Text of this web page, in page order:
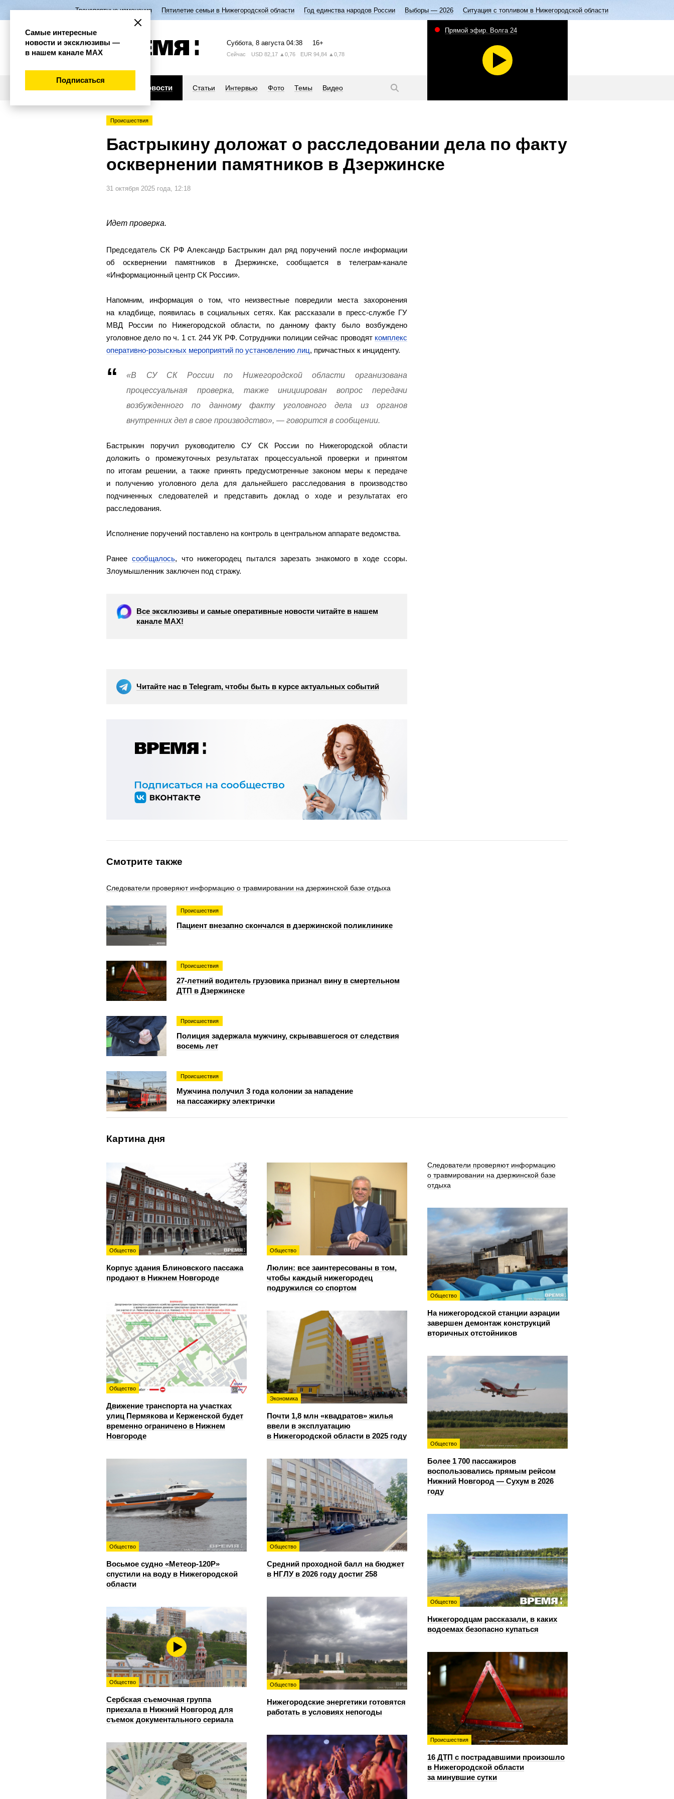
Транспортные изменения Пятилетие семьи в Нижегородской области Год единства народов России Выборы — 2026 Ситуация с топливом в Нижегородской области
Суббота, 8 августа 04:38 16+
Сейчас USD 82,17 ▲0,76 EUR 94,84 ▲0,78
Новости Статьи Интервью Фото Темы Видео
Прямой эфир. Волга 24
Происшествия
Бастрыкину доложат о расследовании дела по факту
осквернении памятников в Дзержинске
31 октября 2025 года, 12:18
Идет проверка.
Председатель СК РФ Александр Бастрыкин дал ряд поручений после информации
об осквернении памятников в Дзержинске, сообщается в телеграм-канале
«Информационный центр СК России».
Напомним, информация о том, что неизвестные повредили места захоронения
на кладбище, появилась в социальных сетях. Как рассказали в пресс-службе ГУ
МВД России по Нижегородской области, по данному факту было возбуждено
уголовное дело по ч. 1 ст. 244 УК РФ. Сотрудники полиции сейчас проводят комплекс
оперативно-розыскных мероприятий по установлению лиц, причастных к инциденту.
«В СУ СК России по Нижегородской области организована
процессуальная проверка, также инициирован вопрос передачи
возбужденного по данному факту уголовного дела из органов
внутренних дел в свое производство», — говорится в сообщении.
Бастрыкин поручил руководителю СУ СК России по Нижегородской области
доложить о промежуточных результатах процессуальной проверки и принятом
по итогам решении, а также принять предусмотренные законом меры к передаче
и получению уголовного дела для дальнейшего расследования в производство
подчиненных следователей и представить доклад о ходе и результатах его
расследования.
Исполнение поручений поставлено на контроль в центральном аппарате ведомства.
Ранее сообщалось, что нижегородец пытался зарезать знакомого в ходе ссоры.
Злоумышленник заключен под стражу.
Все эксклюзивы и самые оперативные новости читайте в нашем
канале МАХ!
Читайте нас в Telegram, чтобы быть в курсе актуальных событий
Смотрите также
Следователи проверяют информацию о травмировании на дзержинской базе отдыха
Происшествия
Пациент внезапно скончался в дзержинской поликлинике
Происшествия
27-летний водитель грузовика признал вину в смертельном
ДТП в Дзержинске
Происшествия
Полиция задержала мужчину, скрывавшегося от следствия
восемь лет
Происшествия
Мужчина получил 3 года колонии за нападение
на пассажирку электрички
Картина дня
Общество
Корпус здания Блиновского пассажа
продают в Нижнем Новгороде
Общество
Люлин: все заинтересованы в том,
чтобы каждый нижегородец
подружился со спортом
Следователи проверяют информацию
о травмировании на дзержинской базе
отдыха
Общество
На нижегородской станции аэрации
завершен демонтаж конструкций
вторичных отстойников
Общество
Движение транспорта на участках
улиц Пермякова и Керженской будет
временно ограничено в Нижнем
Новгороде
Экономика
Почти 1,8 млн «квадратов» жилья
ввели в эксплуатацию
в Нижегородской области в 2025 году
Общество
Более 1 700 пассажиров
воспользовались прямым рейсом
Нижний Новгород — Сухум в 2026
году
Общество
Восьмое судно «Метеор-120Р»
спустили на воду в Нижегородской
области
Общество
Средний проходной балл на бюджет
в НГЛУ в 2026 году достиг 258
Общество
Нижегородцам рассказали, в каких
водоемах безопасно купаться
Общество
Нижегородские энергетики готовятся
работать в условиях непогоды
Общество
Сербская съемочная группа
приехала в Нижний Новгород для
съемок документального сериала
Происшествия
16 ДТП с пострадавшими произошло
в Нижегородской области
за минувшие сутки
Самые интересные
новости и эксклюзивы —
в нашем канале МАХ
Подписаться